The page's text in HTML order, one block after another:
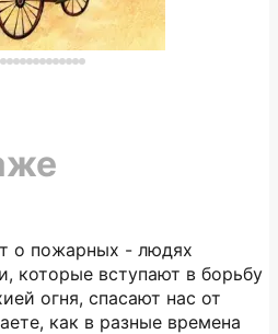
о пожарных - людях
которые вступают в борьбу
огня, спасают нас от
как в разные времена